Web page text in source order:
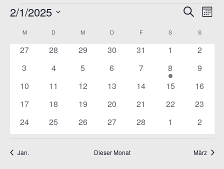
VERANSTALTUNGEN
SUCHE
UND
SucheMonat
2/1/2025
wählen.
KALENDER
VON
VERANSTALTUNGEN
MMONTAG D DIENSTAGM MITTWOCH
DDONNERSTAG
FFREITAG S SAMSTAGS
0
27
0
28
0
29
0
30
0
31
0
1
0
2
0
3
0
4
0
5
0
6
0
Veranstaltungen
7
1
Veranstaltung
8
0
9
0
10
0
11
0
12
0
13
0
14
0
15
0
16
0
17
0
18
0
19
0
20
0
21
0
22
0
23
0
24
0
25
0
26
0
27
0
28
0
1
0
2
Jan. Dieser Monat März